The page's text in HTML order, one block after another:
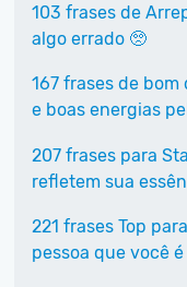
103 frases de
algo errado 🥺
167 frases de
e boas energias
207 frases para
refletem sua
221 frases Top
pessoa que você é